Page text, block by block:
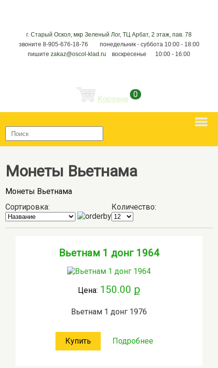
г. Старый Оскол, мкр Зеленый Лог, ТЦ Арбат, 2 этаж, пав. 78
звоните 8-905-676-18-76 понедельник - суббота 10:00 - 18:00
пишите zakaz@oscol-klad.ru воскресенье 10:00 - 16:00
Корзина
0
Монеты Вьетнама
Монеты Вьетнама
Сортировка:
Количество:
Вьетнам 1 донг 1964
Цена: 150.00 ք
Вьетнам 1 донг 1976
Купить Подробнее